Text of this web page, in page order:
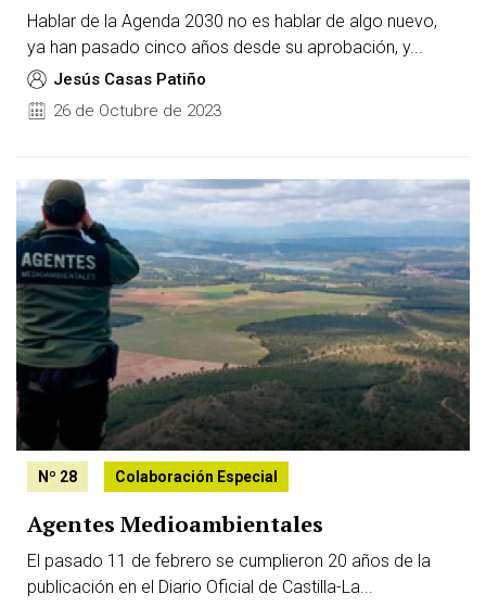
Hablar de la Agenda 2030 no es hablar de algo nuevo,
ya han pasado cinco años desde su aprobación, y...
Jesús Casas Patiño
26 de Octubre de 2023
Image:
Nº 28 Colaboración Especial
Agentes Medioambientales
El pasado 11 de febrero se cumplieron 20 años de la
publicación en el Diario Oficial de Castilla-La...